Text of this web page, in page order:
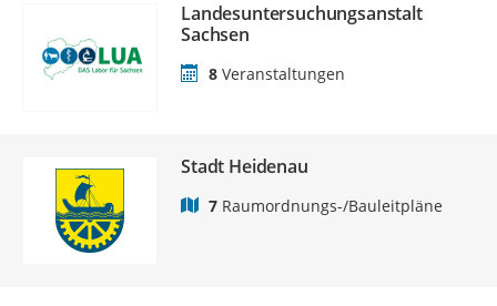
Landesuntersuchungsanstalt
Sachsen
8 Veranstaltungen
Stadt Heidenau
7 Raumordnungs-/Bauleitpläne